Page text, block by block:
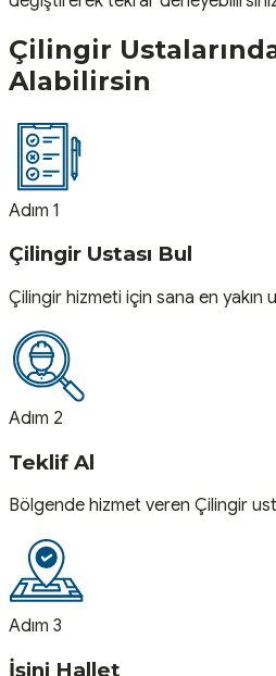
Çilingir
Alabilirsin
Adım 1
Çilingir Ustası Bul
Çilingir hizmeti için sana en yakın
Adım 2
Teklif Al
Bölgende hizmet veren Çilingir
Adım 3
İşini Hallet